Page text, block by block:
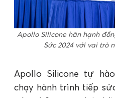
Apollo Silicone hân hạnh
Sức 2024 với vai trò
Apollo Silicone tự
chạy hành trình tiếp